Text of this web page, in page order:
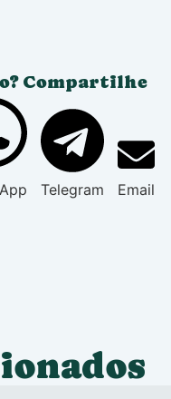
Compartilhe
Telegram Email